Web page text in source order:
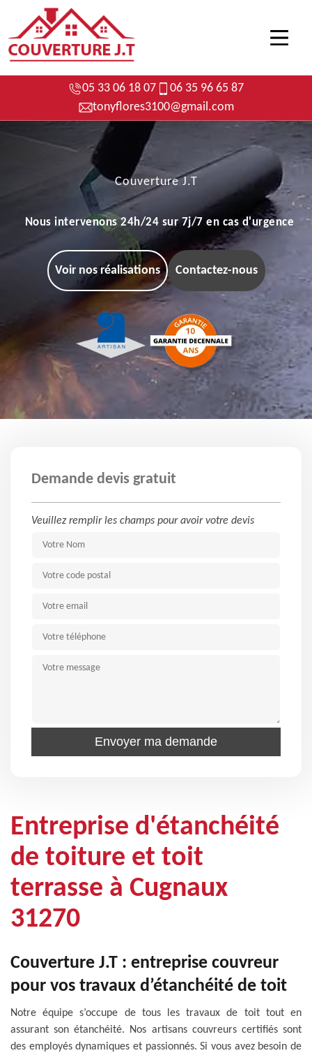
05 33 06 18 07
06 35 96 65 87
tonyflores3100@gmail.com
Couverture J.T
Nous intervenons 24h/24 sur 7j/7 en cas d'urgence
Voir nos réalisations Contactez-nous
Demande devis gratuit
Veuillez remplir les champs pour avoir votre devis
Entreprise d'étanchéité
de toiture et toit
terrasse à Cugnaux
31270
Couverture J.T : entreprise couvreur
pour vos travaux d’étanchéité de toit
Notre équipe s’occupe de tous les travaux de toit tout en
assurant son étanchéité. Nos artisans couvreurs certifiés sont
des employés dynamiques et passionnés. Si vous avez besoin de